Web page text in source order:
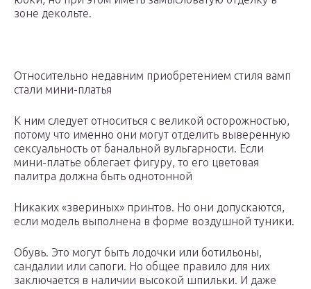
зоне декольте.
Относительно недавним приобретением стиля вамп
стали мини-платья
К ним следует относиться с великой осторожностью,
потому что именно они могут отделить выверенную
сексуальность от банальной вульгарности. Если
мини-платье облегает фигуру, то его цветовая
палитра должна быть однотонной
Никаких «звериных» принтов. Но они допускаются,
если модель выполнена в форме воздушной туники.
Обувь. Это могут быть лодочки или ботильоны,
сандалии или сапоги. Но общее правило для них
заключается в наличии высокой шпильки. И даже